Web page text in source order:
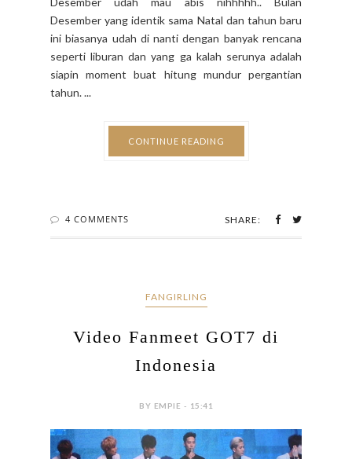
Desember yang identik sama Natal dan tahun baru
ini biasanya udah di nanti dengan banyak rencana
seperti liburan dan yang ga kalah serunya adalah
siapin moment buat hitung mundur pergantian
tahun. ...
CONTINUE READING
4 COMMENTS SHARE:
FANGIRLING
Video Fanmeet GOT7 di
Indonesia
BY EMPIE - 15:41